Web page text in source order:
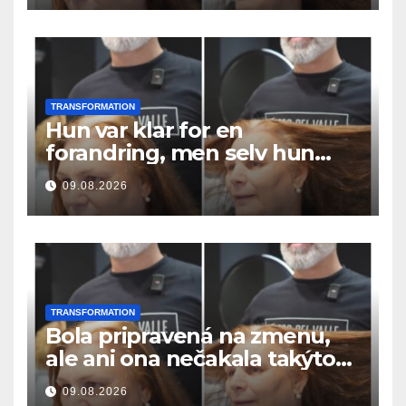
TRANSFORMATION
Hun var klar for en
forandring, men selv hun
hadde ikke forventet dette
resultatet
09.08.2026
TRANSFORMATION
Bola pripravená na zmenu,
ale ani ona nečakala takýto
výsledok
09.08.2026